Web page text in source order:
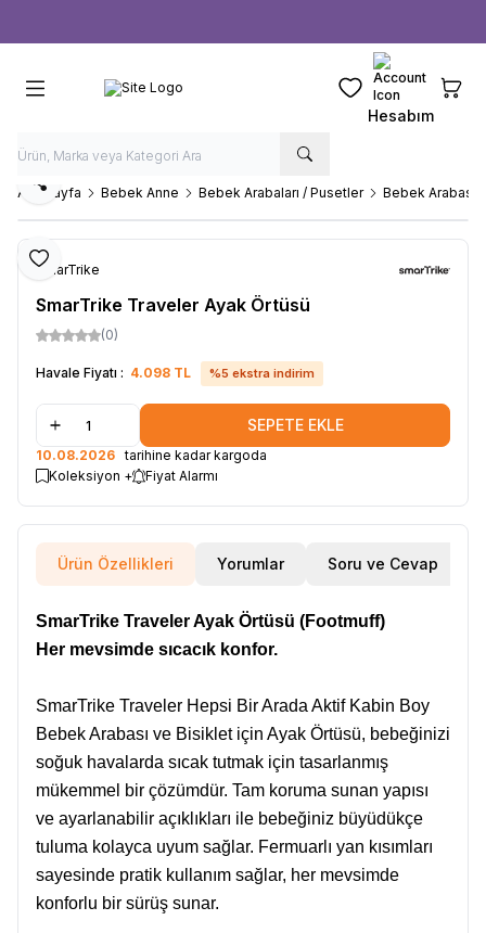
Favorilerim
Hesabım
Ana Sayfa Bebek Anne Bebek Arabaları / Pusetler Bebek Arabası
Favoriye Ekle
Paylaş
SmarTrike
SmarTrike Traveler Ayak Örtüsü
(0)
Havale Fiyatı : 4.098 TL %5 ekstra indirim
SEPETE EKLE
10.08.2026 tarihine kadar kargoda
Koleksiyon +
Fiyat Alarmı
Ürün Özellikleri Yorumlar Soru ve Cevap
SmarTrike Traveler Ayak Örtüsü (Footmuff)
Her mevsimde sıcacık konfor.
SmarTrike Traveler Hepsi Bir Arada Aktif Kabin Boy
Bebek Arabası ve Bisiklet için Ayak Örtüsü, bebeğinizi
soğuk havalarda sıcak tutmak için tasarlanmış
mükemmel bir çözümdür. Tam koruma sunan yapısı
ve ayarlanabilir açıklıkları ile bebeğiniz büyüdükçe
tuluma kolayca uyum sağlar. Fermuarlı yan kısımları
sayesinde pratik kullanım sağlar, her mevsimde
konforlu bir sürüş sunar.